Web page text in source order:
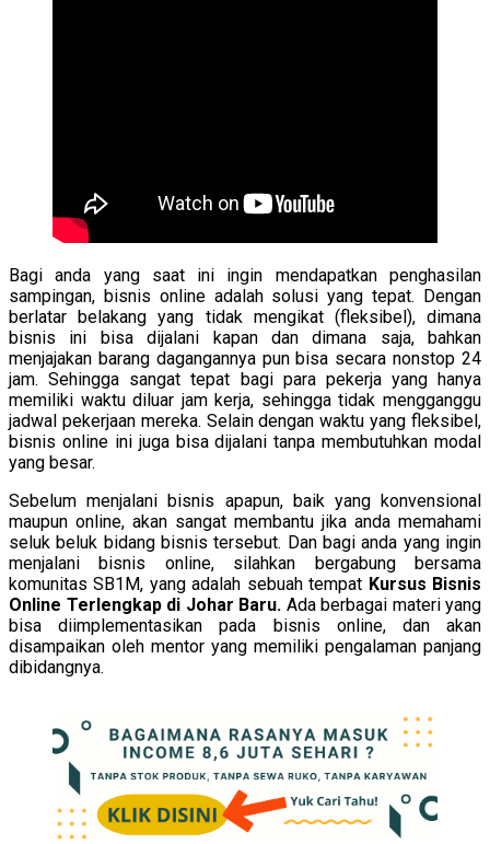
Bagi anda yang saat ini ingin mendapatkan penghasilan
sampingan, bisnis online adalah solusi yang tepat. Dengan
berlatar belakang yang tidak mengikat (fleksibel), dimana
bisnis ini bisa dijalani kapan dan dimana saja, bahkan
menjajakan barang dagangannya pun bisa secara nonstop 24
jam. Sehingga sangat tepat bagi para pekerja yang hanya
memiliki waktu diluar jam kerja, sehingga tidak mengganggu
jadwal pekerjaan mereka. Selain dengan waktu yang fleksibel,
bisnis online ini juga bisa dijalani tanpa membutuhkan modal
yang besar.
Sebelum menjalani bisnis apapun, baik yang konvensional
maupun online, akan sangat membantu jika anda memahami
seluk beluk bidang bisnis tersebut. Dan bagi anda yang ingin
menjalani bisnis online, silahkan bergabung bersama
komunitas SB1M, yang adalah sebuah tempat Kursus Bisnis
Online Terlengkap di Johar Baru. Ada berbagai materi yang
bisa diimplementasikan pada bisnis online, dan akan
disampaikan oleh mentor yang memiliki pengalaman panjang
dibidangnya.